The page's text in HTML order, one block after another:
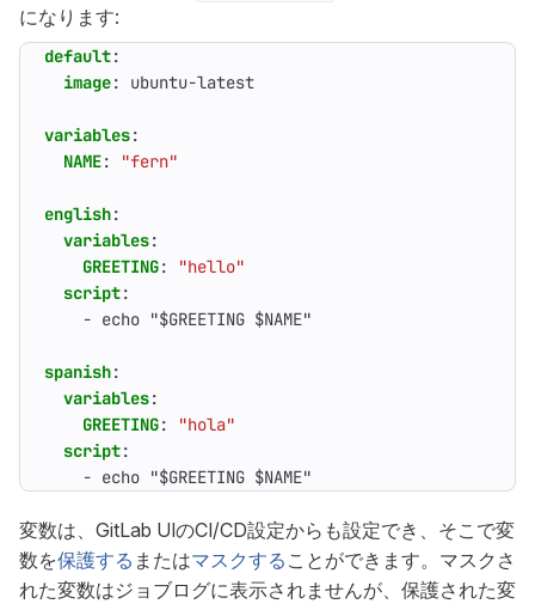
になります:
default:
image: ubuntu-latest
variables:
NAME: "fern"
english:
variables:
GREETING:
"hello"
script:
- echo "$GREETING $NAME"
spanish:
variables:
GREETING:
"hola"
script:
- echo "$GREETING $NAME"
変数は、GitLab UIのCI/CD設定からも設定でき、そこで変
数を保護する またはマスクする ことができます。マスクさ
れた変数はジョブログに表示されませんが、保護された変